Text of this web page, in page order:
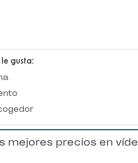
gusta:
mejores precios en